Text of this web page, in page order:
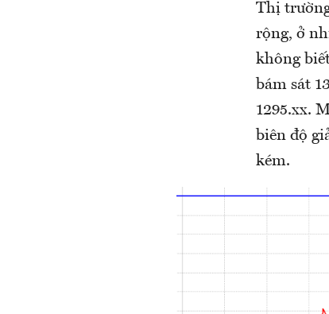
Thị
rộng, ở
không
bám sát
1295.xx.
biên độ
kém.